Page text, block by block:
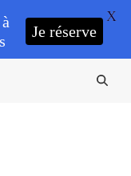
Je réserve
X